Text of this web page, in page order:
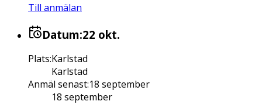
Till anmälan
Datum:22 okt.
Plats:Karlstad
Karlstad
Anmäl senast:18 september
18 september